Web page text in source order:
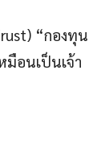
“กองทุน
มือนเป็นเจ้า